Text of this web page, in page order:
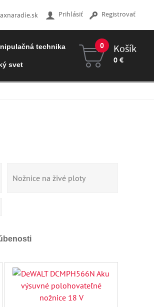
Prihlásiť Registrovať
0 Košík
0 €
technika
svet
Nožnice na živé ploty